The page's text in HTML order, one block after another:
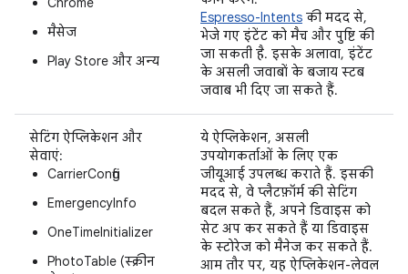
मैसेज
Play Store और अन्य
Espresso-Intents की मदद से,
भेजे गए इंटेंट को मैच और पुष्टि की
जा सकती है. इसके अलावा, इंटेंट
के असली जवाबों के बजाय स्टब
जवाब भी दिए जा सकते हैं.
सेटिंग ऐप्लिकेशन और
सेवाएं:
CarrierConfig
EmergencyInfo
OneTimeInitializer
PhotoTable (स्क्रीन
ये ऐप्लिकेशन, असली
उपयोगकर्ताओं के लिए एक
जीयूआई उपलब्ध कराते हैं. इसकी
मदद से, वे प्लैटफ़ॉर्म की सेटिंग
बदल सकते हैं, अपने डिवाइस को
सेट अप कर सकते हैं या डिवाइस
के स्टोरेज को मैनेज कर सकते हैं.
आम तौर पर, यह ऐप्लिकेशन-लेवल